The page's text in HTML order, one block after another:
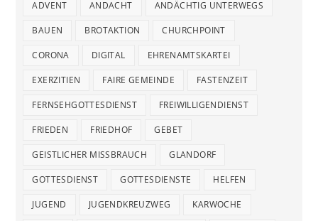
ADVENT ANDACHT ANDÄCHTIG UNTERWEGS
BAUEN BROTAKTION CHURCHPOINT
CORONA DIGITAL EHRENAMTSKARTEI
EXERZITIEN FAIRE GEMEINDE FASTENZEIT
FERNSEHGOTTESDIENST FREIWILLIGENDIENST
FRIEDEN FRIEDHOF GEBET
GEISTLICHER MISSBRAUCH GLANDORF
GOTTESDIENST GOTTESDIENSTE HELFEN
JUGEND JUGENDKREUZWEG KARWOCHE